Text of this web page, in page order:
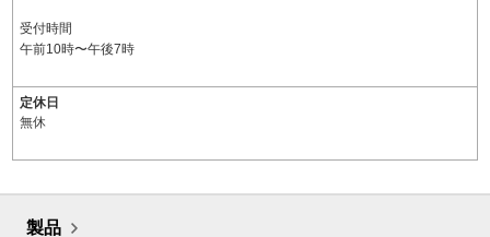
受付時間
午前10時〜午後7時
定休日
無休
製品